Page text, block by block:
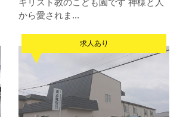
から愛されま...
求人あり